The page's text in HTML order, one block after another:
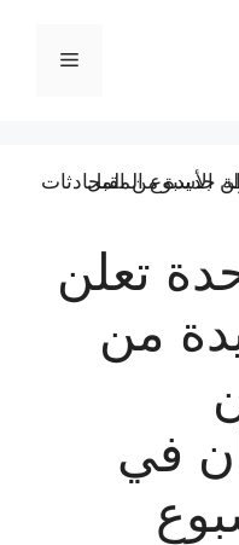
القائمة
تعلن
من
في